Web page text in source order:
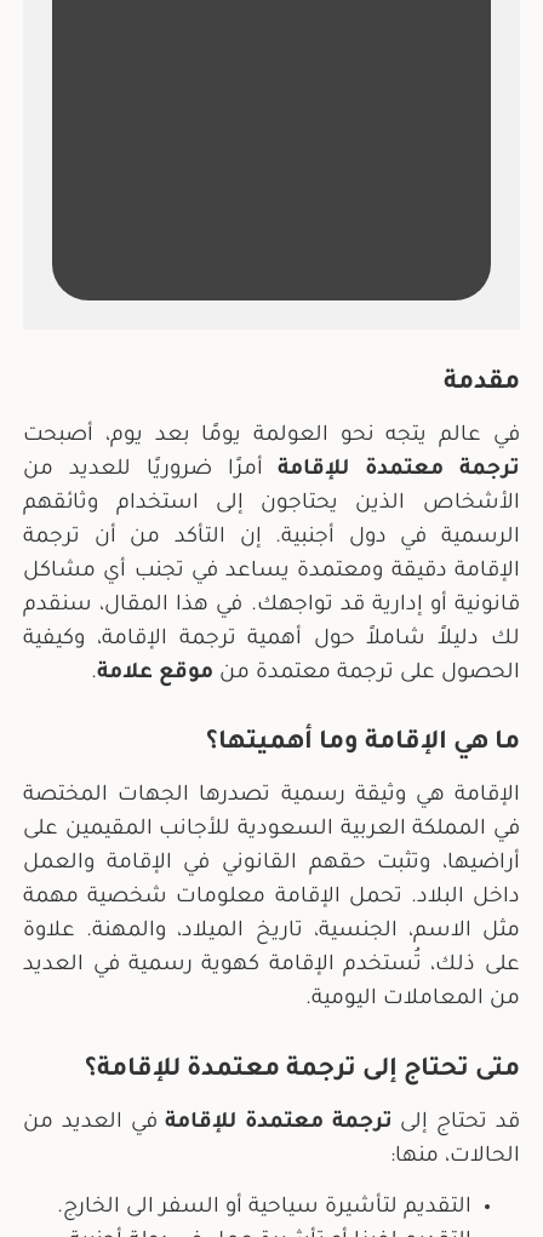
مقدمة
في عالم يتجه نحو العولمة يومًا بعد يوم، أصبحت
ترجمة معتمدة للإقامةأمرًا ضروريًا للعديد من
الأشخاص الذين يحتاجون إلى استخدام وثائقهم
الرسمية في دول أجنبية. إن التأكد من أن ترجمة
الإقامة دقيقة ومعتمدة يساعد في تجنب أي مشاكل
قانونية أو إدارية قد تواجهك. في هذا المقال، سنقدم
لك دليلاً شاملاً حول أهمية ترجمة الإقامة، وكيفية
الحصول على ترجمة معتمدة من موقع علامة.
ما هي الإقامة وما أهميتها؟
الإقامة هي وثيقة رسمية تصدرها الجهات المختصة
في المملكة العربية السعودية للأجانب المقيمين على
أراضيها، وتثبت حقهم القانوني في الإقامة والعمل
داخل البلاد. تحمل الإقامة معلومات شخصية مهمة
مثل الاسم، الجنسية، تاريخ الميلاد، والمهنة. علاوة
على ذلك، تُستخدم الإقامة كهوية رسمية في العديد
من المعاملات اليومية.
متى تحتاج إلى ترجمة معتمدة للإقامة؟
قد تحتاج إلى ترجمة معتمدة للإقامةفي العديد من
الحالات، منها:
التقديم لتأشيرة سياحية أو السفر الى الخارج.